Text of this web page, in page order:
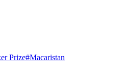
Prize#Macaristan